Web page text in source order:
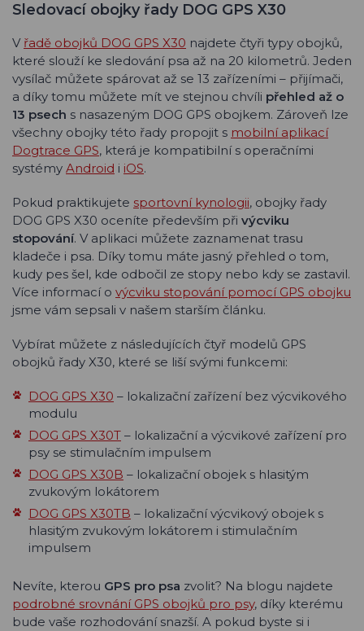
Sledovací obojky řady DOG GPS X30
V řadě obojků DOG GPS X30 najdete čtyři typy obojků,
které slouží ke sledování psa až na 20 kilometrů. Jeden
vysílač můžete spárovat až se 13 zařízeními – přijímači,
a díky tomu můžete mít ve stejnou chvíli přehled až o
13 psech s nasazeným DOG GPS obojkem. Zároveň lze
všechny obojky této řady propojit s mobilní aplikací
Dogtrace GPS, která je kompatibilní s operačními
systémy Android i iOS.
Pokud praktikujete sportovní kynologii, obojky řady
DOG GPS X30 oceníte především při výcviku
stopování. V aplikaci můžete zaznamenat trasu
kladeče i psa. Díky tomu máte jasný přehled o tom,
kudy pes šel, kde odbočil ze stopy nebo kdy se zastavil.
Více informací o výcviku stopování pomocí GPS obojku
jsme vám sepsali v našem starším článku.
Vybírat můžete z následujících čtyř modelů GPS
obojků řady X30, které se liší svými funkcemi:
DOG GPS X30 – lokalizační zařízení bez výcvikového
modulu
DOG GPS X30T – lokalizační a výcvikové zařízení pro
psy se stimulačním impulsem
DOG GPS X30B – lokalizační obojek s hlasitým
zvukovým lokátorem
DOG GPS X30TB – lokalizační výcvikový obojek s
hlasitým zvukovým lokátorem i stimulačním
impulsem
Nevíte, kterou GPS pro psa zvolit? Na blogu najdete
podrobné srovnání GPS obojků pro psy, díky kterému
bude vaše rozhodování snazší. A pokud byste si i